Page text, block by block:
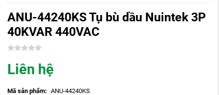
ANU-44240KS Tụ bù dầu Nuintek 3P
40KVAR 440VAC
Liên hệ
Mã sản phẩm: ANU-44240KS